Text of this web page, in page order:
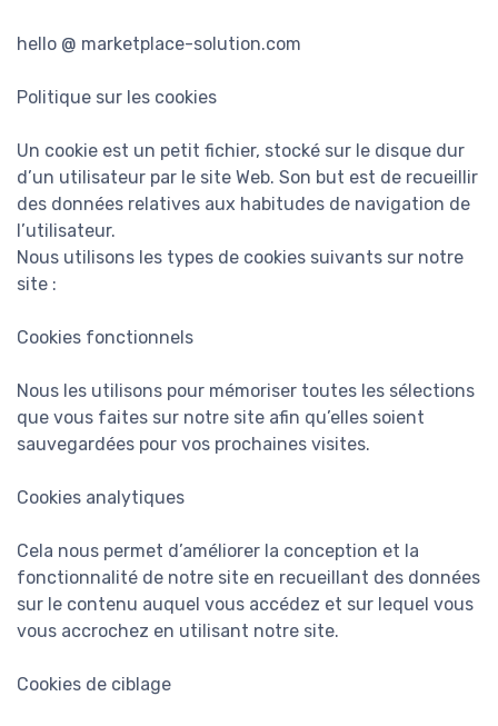
hello @ marketplace-solution.com
Politique sur les cookies
Un cookie est un petit fichier, stocké sur le disque dur
d’un utilisateur par le site Web. Son but est de recueillir
des données relatives aux habitudes de navigation de
l’utilisateur.
Nous utilisons les types de cookies suivants sur notre
site :
Cookies fonctionnels
Nous les utilisons pour mémoriser toutes les sélections
que vous faites sur notre site afin qu’elles soient
sauvegardées pour vos prochaines visites.
Cookies analytiques
Cela nous permet d’améliorer la conception et la
fonctionnalité de notre site en recueillant des données
sur le contenu auquel vous accédez et sur lequel vous
vous accrochez en utilisant notre site.
Cookies de ciblage